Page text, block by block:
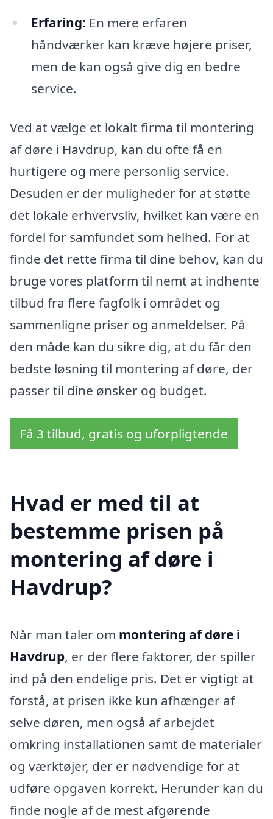
Erfaring: En mere erfaren
håndværker kan kræve højere priser,
men de kan også give dig en bedre
service.
Ved at vælge et lokalt firma til montering
af døre i Havdrup, kan du ofte få en
hurtigere og mere personlig service.
Desuden er der muligheder for at støtte
det lokale erhvervsliv, hvilket kan være en
fordel for samfundet som helhed. For at
finde det rette firma til dine behov, kan du
bruge vores platform til nemt at indhente
tilbud fra flere fagfolk i området og
sammenligne priser og anmeldelser. På
den måde kan du sikre dig, at du får den
bedste løsning til montering af døre, der
passer til dine ønsker og budget.
Få 3 tilbud, gratis og uforpligtende
Hvad er med til at
bestemme prisen på
montering af døre i
Havdrup?
Når man taler om montering af døre i
Havdrup, er der flere faktorer, der spiller
ind på den endelige pris. Det er vigtigt at
forstå, at prisen ikke kun afhænger af
selve døren, men også af arbejdet
omkring installationen samt de materialer
og værktøjer, der er nødvendige for at
udføre opgaven korrekt. Herunder kan du
finde nogle af de mest afgørende